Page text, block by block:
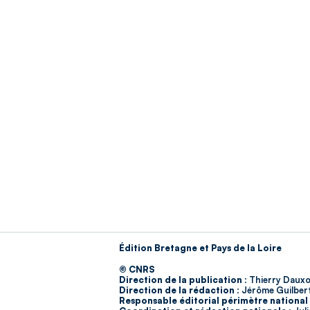
Édition Bretagne et Pays de la Loire
© CNRS
Direction de la publication : Thierry
Direction de la rédaction : Jérôme
Responsable éditorial périmètre national